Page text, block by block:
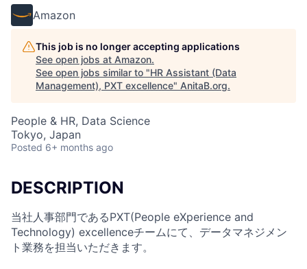
Amazon
This job is no longer accepting applications
See open jobs at Amazon.
See open jobs similar to "HR Assistant (Data
Management), PXT excellence" AnitaB.org.
People & HR, Data Science
Tokyo, Japan
Posted 6+ months ago
DESCRIPTION
当社人事部門であるPXT(People eXperience and
Technology) excellenceチームにて、データマネジメン
ト業務を担当いただきます。